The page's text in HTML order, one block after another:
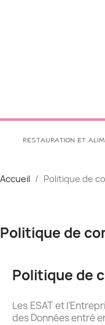
RESTAURATION ET
Accueil Politique de
Politique de
Politique de
Les ESAT et
des Données entré